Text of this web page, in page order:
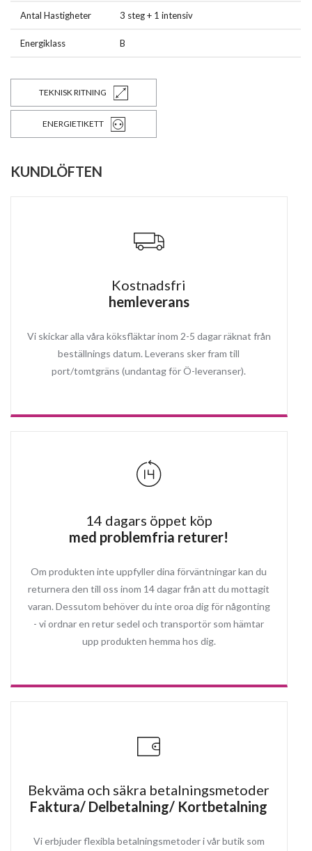
Antal Hastigheter 3 steg + 1 intensiv
Energiklass B
TEKNISK RITNING
ENERGIETIKETT
KUNDLÖFTEN
Kostnadsfri
hemleverans
Vi skickar alla våra köksfläktar inom 2-5 dagar räknat från
beställnings datum. Leverans sker fram till
port/tomtgräns (undantag för Ö-leveranser).
14 dagars öppet köp
med problemfria returer!
Om produkten inte uppfyller dina förväntningar kan du
returnera den till oss inom 14 dagar från att du mottagit
varan. Dessutom behöver du inte oroa dig för någonting
- vi ordnar en retur sedel och transportör som hämtar
upp produkten hemma hos dig.
Bekväma och säkra betalningsmetoder
Faktura/ Delbetalning/ Kortbetalning
Vi erbjuder flexibla betalningsmetoder i vår butik som